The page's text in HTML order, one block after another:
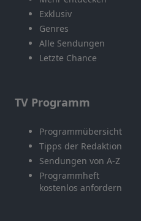
Exklusiv
Genres
Alle Sendungen
Letzte Chance
TV Programm
Programmübersicht
Tipps der Redaktion
Sendungen von A-Z
Programmheft
kostenlos anfordern